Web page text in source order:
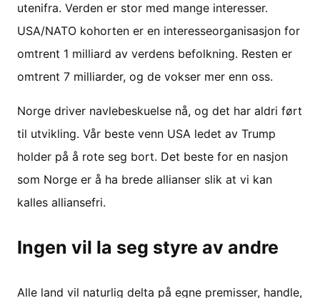
utenifra. Verden er stor med mange interesser.
USA/NATO kohorten er en interesseorganisasjon for
omtrent 1 milliard av verdens befolkning. Resten er
omtrent 7 milliarder, og de vokser mer enn oss.
Norge driver navlebeskuelse nå, og det har aldri ført
til utvikling. Vår beste venn USA ledet av Trump
holder på å rote seg bort. Det beste for en nasjon
som Norge er å ha brede allianser slik at vi kan
kalles alliansefri.
Ingen vil la seg styre av andre
Alle land vil naturlig delta på egne premisser, handle,